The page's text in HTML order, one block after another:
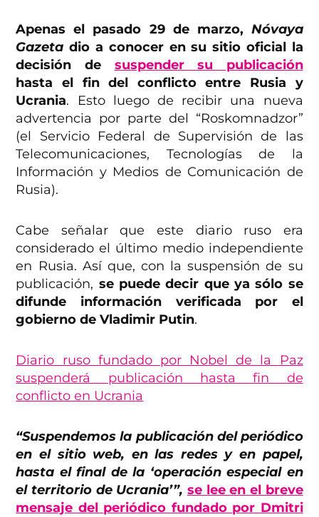
Apenas el pasado 29 de marzo, Nóvaya
Gazeta dio a conocer en su sitio oficial la
decisión de suspender su publicación
hasta el fin del conflicto entre Rusia y
Ucrania. Esto luego de recibir una nueva
advertencia por parte del “Roskomnadzor”
(el Servicio Federal de Supervisión de las
Telecomunicaciones, Tecnologías de la
Información y Medios de Comunicación de
Rusia).
Cabe señalar que este diario ruso era
considerado el último medio independiente
en Rusia. Así que, con la suspensión de su
publicación, se puede decir que ya sólo se
difunde información verificada por el
gobierno de Vladimir Putin.
Diario ruso fundado por Nobel de la Paz
suspenderá publicación hasta fin de
conflicto en Ucrania
“Suspendemos la publicación del periódico
en el sitio web, en las redes y en papel,
hasta el final de la ‘operación especial en
el territorio de Ucrania’”, se lee en el breve
mensaje del periódico fundado por Dmitri